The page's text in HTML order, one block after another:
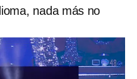
nada más no